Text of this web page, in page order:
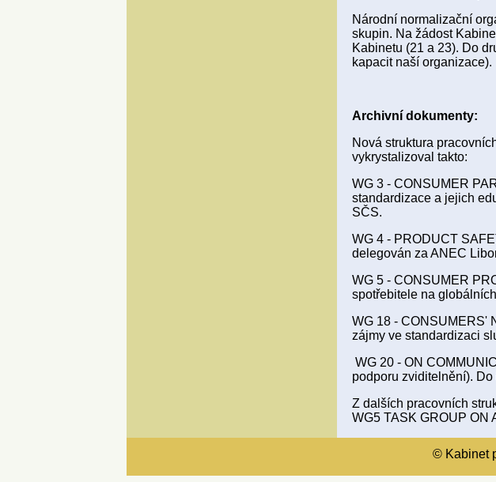
Národní normalizační
skupin. Na žádost
Kabinetu (21 a 23). Do
kapacit naší organizace).
Archivní dokumenty:
Nová struktura
vykrystalizoval takto:
WG 3 - CONSUMER
standardizace a jejich
SČS.
WG 4 - PRODUCT
delegován za ANEC
WG 5 - CONSUMER
spotřebitele na
WG 18 - CONSUMERS'
zájmy ve standardizaci
WG 20 - ON
podporu zviditelnění).
Z dalších pracovních
WG5 TASK GROUP ON
© Kabinet